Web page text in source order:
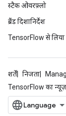
स्टैक ओवरफ़्लो
ब्रैंड दिशानिर्देश
TensorFlow से लिया
शर्तें निजता
TensorFlow का